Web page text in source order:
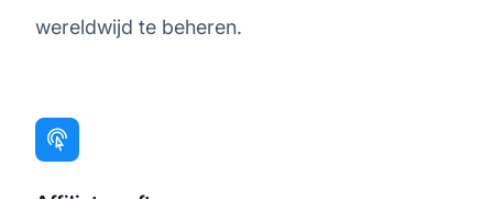
wereldwijd te beheren.